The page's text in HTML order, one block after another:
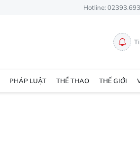
Hotline:
PHÁP LUẬT THỂ THAO THẾ GIỚI